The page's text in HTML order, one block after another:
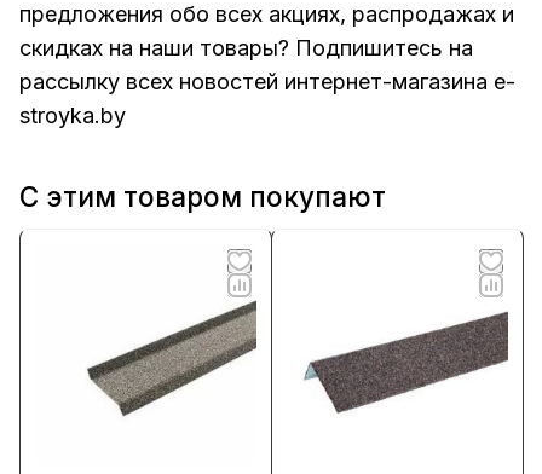
предложения обо всех акциях, распродажах и
скидках на наши товары? Подпишитесь на
рассылку всех новостей интернет-магазина e-
stroyka.by
С этим товаром покупают